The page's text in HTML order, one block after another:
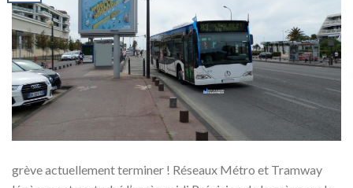
grève actuellement terminer ! Réseaux Métro et Tramway